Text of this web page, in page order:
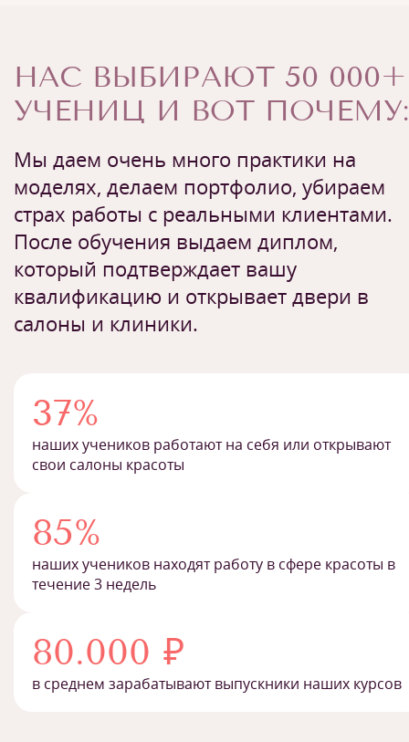
НАС ВЫБИРАЮТ 50 000+
УЧЕНИЦ И ВОТ ПОЧЕМУ:
Мы даем очень много практики на
моделях, делаем портфолио, убираем
страх работы с реальными клиентами.
После обучения выдаем диплом,
который подтверждает вашу
квалификацию и открывает двери в
салоны и клиники.
37%
наших учеников работают на себя или открывают
свои салоны красоты
85%
наших учеников находят работу в сфере красоты в
течение 3 недель
80.000 ₽
в среднем зарабатывают выпускники наших курсов